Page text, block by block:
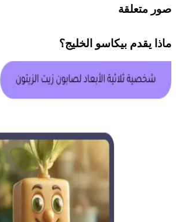
صور متعلقة
ماذا يقدم بيكاسو الخليج؟